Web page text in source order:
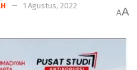
1 Agustus, 2022
AA